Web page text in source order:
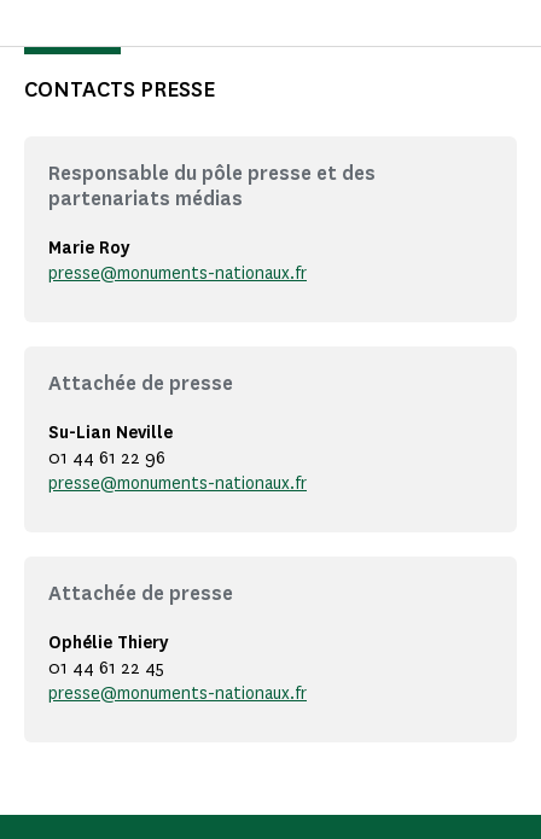
CONTACTS PRESSE
Responsable du pôle presse et des
partenariats médias
Marie Roy
presse@monuments-nationaux.fr
Attachée de presse
Su-Lian Neville
01 44 61 22 96
presse@monuments-nationaux.fr
Attachée de presse
Ophélie Thiery
01 44 61 22 45
presse@monuments-nationaux.fr